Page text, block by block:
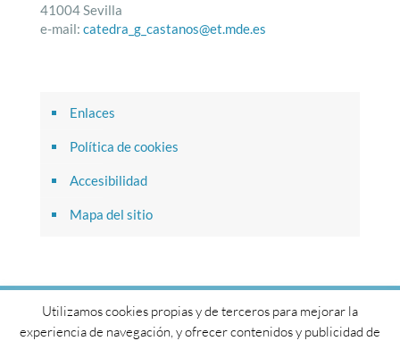
41004 Sevilla
e-mail: catedra_g_castanos@et.mde.es
Enlaces
Política de cookies
Accesibilidad
Mapa del sitio
© 2017 Cátedra General Castaños. Todos los derechos
Utilizamos cookies propias y de terceros para mejorar la
experiencia de navegación, y ofrecer contenidos y publicidad de